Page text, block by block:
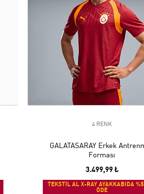
4 RENK
GALATASARAY Erkek
Forması
3.499,99 ₺
TEKSTİL AL X-RAY AYAKKABIDA
ÖDE